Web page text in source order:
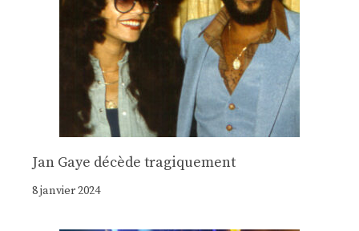
Jan Gaye décède tragiquement
8 janvier 2024